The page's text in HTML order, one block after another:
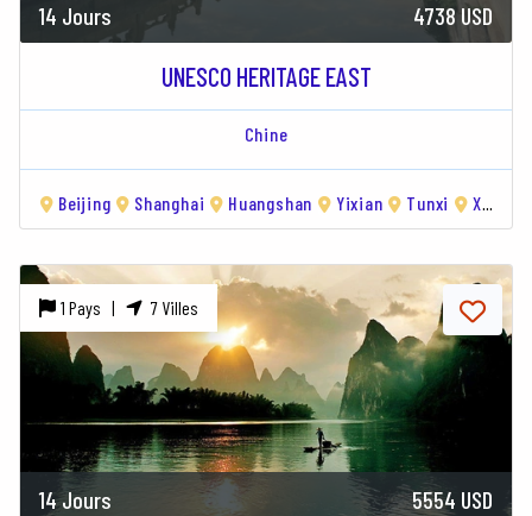
14 Jours 4738 USD
UNESCO HERITAGE EAST
Chine
Beijing Shanghai Huangshan Yixian Tunxi Xiamen
1 Pays | 7 Villes
14 Jours 5554 USD